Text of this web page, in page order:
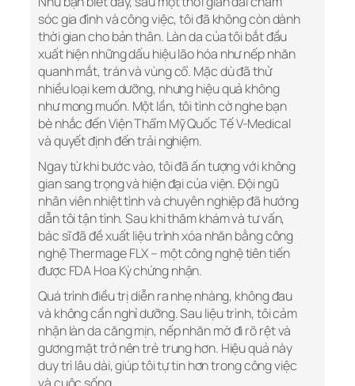
sóc gia đình và công việc, tôi đã không còn dành
thời gian cho bản thân. Làn da của tôi bắt đầu
xuất hiện những dấu hiệu lão hóa như nếp nhăn
quanh mắt, trán và vùng cổ. Mặc dù đã thử
nhiều loại kem dưỡng, nhưng hiệu quả không
như mong muốn. Một lần, tôi tình cờ nghe bạn
bè nhắc đến Viện Thẩm Mỹ Quốc Tế V-Medical
và quyết định đến trải nghiệm.
Ngay từ khi bước vào, tôi đã ấn tượng với không
gian sang trọng và hiện đại của viện. Đội ngũ
nhân viên nhiệt tình và chuyên nghiệp đã hướng
dẫn tôi tận tình. Sau khi thăm khám và tư vấn,
bác sĩ đã đề xuất liệu trình xóa nhăn bằng công
nghệ Thermage FLX – một công nghệ tiên tiến
được FDA Hoa Kỳ chứng nhận.
Quá trình điều trị diễn ra nhẹ nhàng, không đau
và không cần nghỉ dưỡng. Sau liệu trình, tôi cảm
nhận làn da căng mịn, nếp nhăn mờ đi rõ rệt và
gương mặt trở nên trẻ trung hơn. Hiệu quả này
duy trì lâu dài, giúp tôi tự tin hơn trong công việc